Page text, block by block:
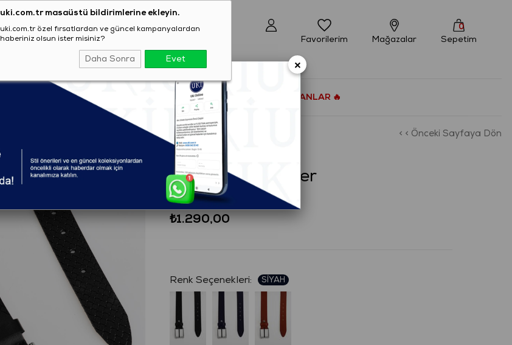
uki.com.tr masaüstü bildirimlerine ekleyin.
uki.com.tr özel fırsatlardan ve güncel kampanyalardan
haberiniz olsun ister misiniz?
Daha Sonra Evet
Sepetim
0
Mağazalar
Favorilerim
AYAKKABI T-SHIRT ÇOK SATANLAR 🔥
< < Önceki Sayfaya Dön
(2313C0625303)
SİYAH Deri Kemer
₺1.290,00
:
×